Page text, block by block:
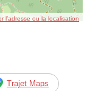
l’adresse ou la localisation
Trajet Maps